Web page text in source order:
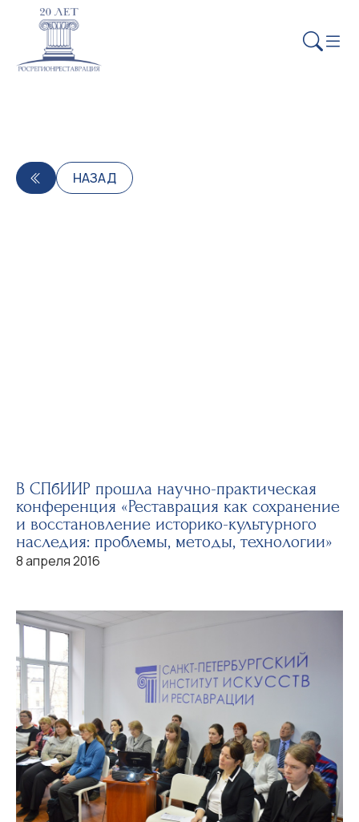
НАЗАД
В СПбИИР прошла научно-практическая
конференция «Реставрация как сохранение
и восстановление историко-культурного
наследия: проблемы, методы, технологии»
8 апреля 2016